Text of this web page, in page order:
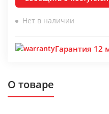
Нет в наличии
Гарантия 12
О товаре